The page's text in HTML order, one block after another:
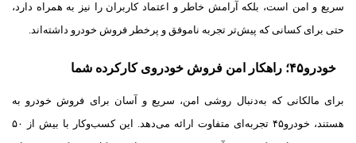
سریع و امن است، بلکه آرامش خاطر و اعتماد کاربران را نیز به همراه دارد،
حتی برای کسانی که پیش‌تر تجربه ناموفق و پرخطر فروش خودرو داشته‌اند.
خودرو۴۵؛ راهکار امن فروش خودروی کارکرده شما
برای مالکانی که به‌دنبال روشی امن، سریع و آسان برای فروش خودرو به
هستند، خودرو۴۵ تجربه‌ای متفاوت ارائه می‌دهد. این کسب‌وکار با بیش از ۵۰